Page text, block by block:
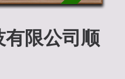
限公司顺